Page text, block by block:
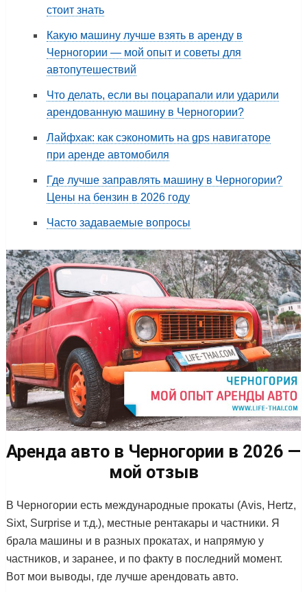
стоит знать
Какую машину лучше взять в аренду в
Черногории — мой опыт и советы для
автопутешествий
Что делать, если вы поцарапали или ударили
арендованную машину в Черногории?
Лайфхак: как сэкономить на gps навигаторе
при аренде автомобиля
Где лучше заправлять машину в Черногории?
Цены на бензин в 2026 году
Часто задаваемые вопросы
Аренда авто в Черногории в 2026 —
мой отзыв
В Черногории есть международные прокаты (Avis, Hertz,
Sixt, Surprise и т.д.), местные рентакары и частники. Я
брала машины и в разных прокатах, и напрямую у
частников, и заранее, и по факту в последний момент.
Вот мои выводы, где лучше арендовать авто.